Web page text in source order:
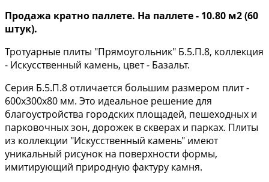
Продажа кратно паллете. На паллете - 10.80 м2 (60
штук).
Тротуарные плиты "Прямоугольник" Б.5.П.8, коллекция
- Искусственный камень, цвет - Базальт.
Серия Б.5.П.8 отличается большим размером плит -
600х300х80 мм. Это идеальное решение для
благоустройства городских площадей, пешеходных и
парковочных зон, дорожек в скверах и парках. Плиты
из коллекции "Искусственный камень" имеют
уникальный рисунок на поверхности формы,
имитирующий природную фактуру камня.